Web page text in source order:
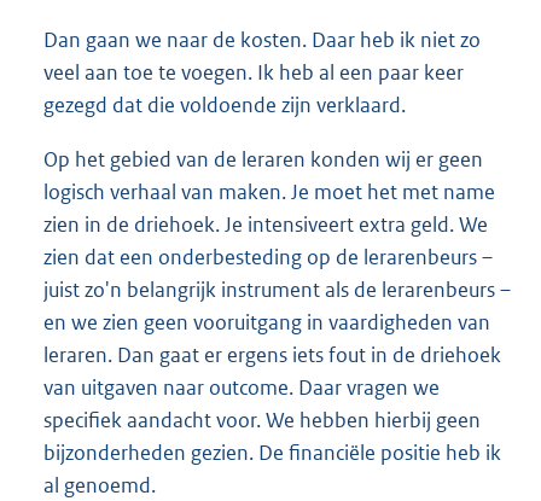
Dan gaan we naar de kosten. Daar heb ik niet zo
veel aan toe te voegen. Ik heb al een paar keer
gezegd dat die voldoende zijn verklaard.
Op het gebied van de leraren konden wij er geen
logisch verhaal van maken. Je moet het met name
zien in de driehoek. Je intensiveert extra geld. We
zien dat een onderbesteding op de lerarenbeurs –
juist zo'n belangrijk instrument als de lerarenbeurs –
en we zien geen vooruitgang in vaardigheden van
leraren. Dan gaat er ergens iets fout in de driehoek
van uitgaven naar outcome. Daar vragen we
specifiek aandacht voor. We hebben hierbij geen
bijzonderheden gezien. De financiële positie heb ik
al genoemd.